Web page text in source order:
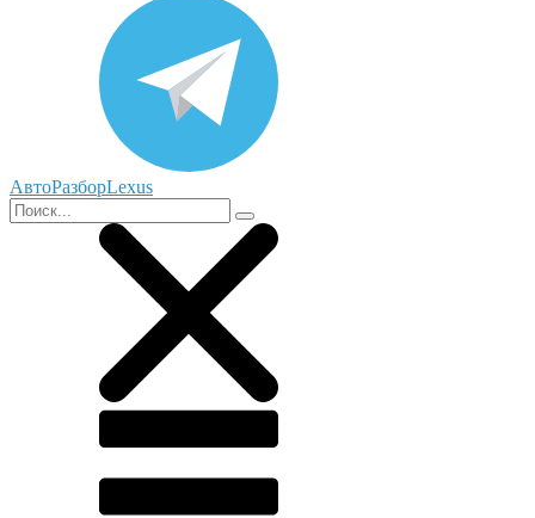
АвтоРазборLexus